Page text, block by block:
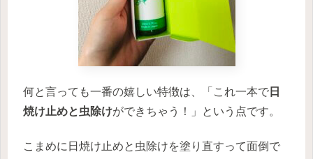
何と言っても一番の嬉しい特徴は、「これ一本で 日
焼け止めと虫除けができちゃう！」という点です。
こまめに日焼け止めと虫除けを塗り直すって面倒で